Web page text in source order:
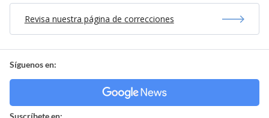
Revisa nuestra página de correcciones
Síguenos en: